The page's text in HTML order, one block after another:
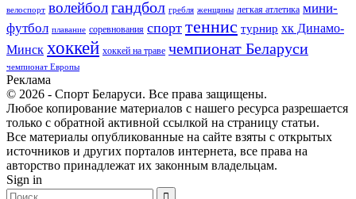
велоспорт волейболгандбол гребля женщины легкая атлетика мини-
футбол плавание соревнования спорт теннис турнир хк Динамо-
Минск хоккей хоккей на траве чемпионат Беларуси
чемпионат Европы
Реклама
© 2026 - Спорт Беларуси. Все права защищены.
Любое копирование материалов с нашего ресурса разрешается
только с обратной активной ссылкой на страницу статьи.
Все материалы опубликованные на сайте взяты с открытых
источников и других порталов интернета, все права на
авторство принадлежат их законным владельцам.
Sign in